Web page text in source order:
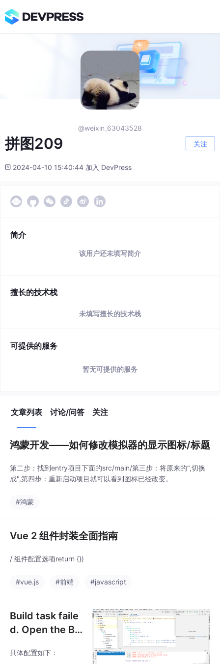
@weixin_63043528
拼图209 关注
2024-04-10 15:40:44 加入 DevPress
简介
该用户还未填写简介
擅长的技术栈
未填写擅长的技术栈
可提供的服务
暂无可提供的服务
文章列表 讨论/问答 关注
鸿蒙开发——如何修改模拟器的显示图标/标题
第二步：找到entry项目下面的src/main/第三步：将原来的",切换
成",第四步：重新启动项目就可以看到图标已经改变。
#鸿蒙
Vue 2 组件封装全面指南
/ 组件配置选项return {})
#vue.js #前端 #javascript
Build task faile
d. Open the Bu
iew details.(鸿
具体配置如下：